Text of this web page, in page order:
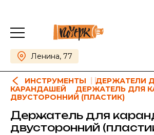
Ленина, 77
ИНСТРУМЕНТЫ
ДЕРЖАТЕЛИ
КАРАНДАШЕЙ
ДЕРЖАТЕЛЬ ДЛЯ
ДВУСТОРОННИЙ (ПЛАСТИК)
Держатель для
двусторонний